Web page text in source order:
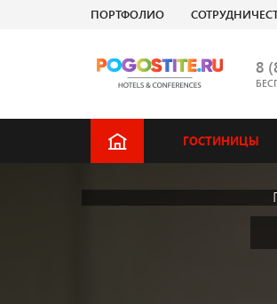
ПОРТФОЛИО
8
ГОСТИНИЦЫ